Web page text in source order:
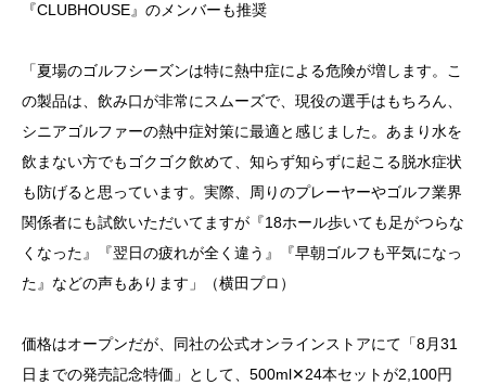
『CLUBHOUSE』のメンバーも推奨
「夏場のゴルフシーズンは特に熱中症による危険が増します。こ
の製品は、飲み口が非常にスムーズで、現役の選手はもちろん、
シニアゴルファーの熱中症対策に最適と感じました。あまり水を
飲まない方でもゴクゴク飲めて、知らず知らずに起こる脱水症状
も防げると思っています。実際、周りのプレーヤーやゴルフ業界
関係者にも試飲いただいてますが『18ホール歩いても足がつらな
くなった』『翌日の疲れが全く違う』『早朝ゴルフも平気になっ
た』などの声もあります」（横田プロ）
価格はオープンだが、同社の公式オンラインストアにて「8月31
日までの発売記念特価」として、500ml✕24本セットが2,100円